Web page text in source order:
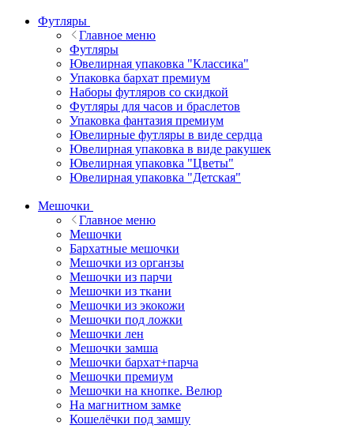
Футляры
Главное меню
Футляры
Ювелирная упаковка "Классика"
Упаковка бархат премиум
Наборы футляров со скидкой
Футляры для часов и браслетов
Упаковка фантазия премиум
Ювелирные футляры в виде сердца
Ювелирная упаковка в виде ракушек
Ювелирная упаковка "Цветы"
Ювелирная упаковка "Детская"
Мешочки
Главное меню
Мешочки
Бархатные мешочки
Мешочки из органзы
Мешочки из парчи
Мешочки из ткани
Мешочки из экокожи
Мешочки под ложки
Мешочки лен
Мешочки замша
Мешочки бархат+парча
Мешочки премиум
Мешочки на кнопке. Велюр
На магнитном замке
Кошелёчки под замшу